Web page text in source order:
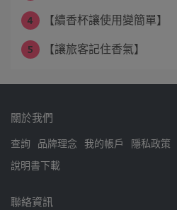
4 【續香杯讓使用變簡單】
5 【讓旅客記住香氣】
關於我們
查詢 品牌理念 我的帳戶 隱私政策
說明書下載
聯絡資訊